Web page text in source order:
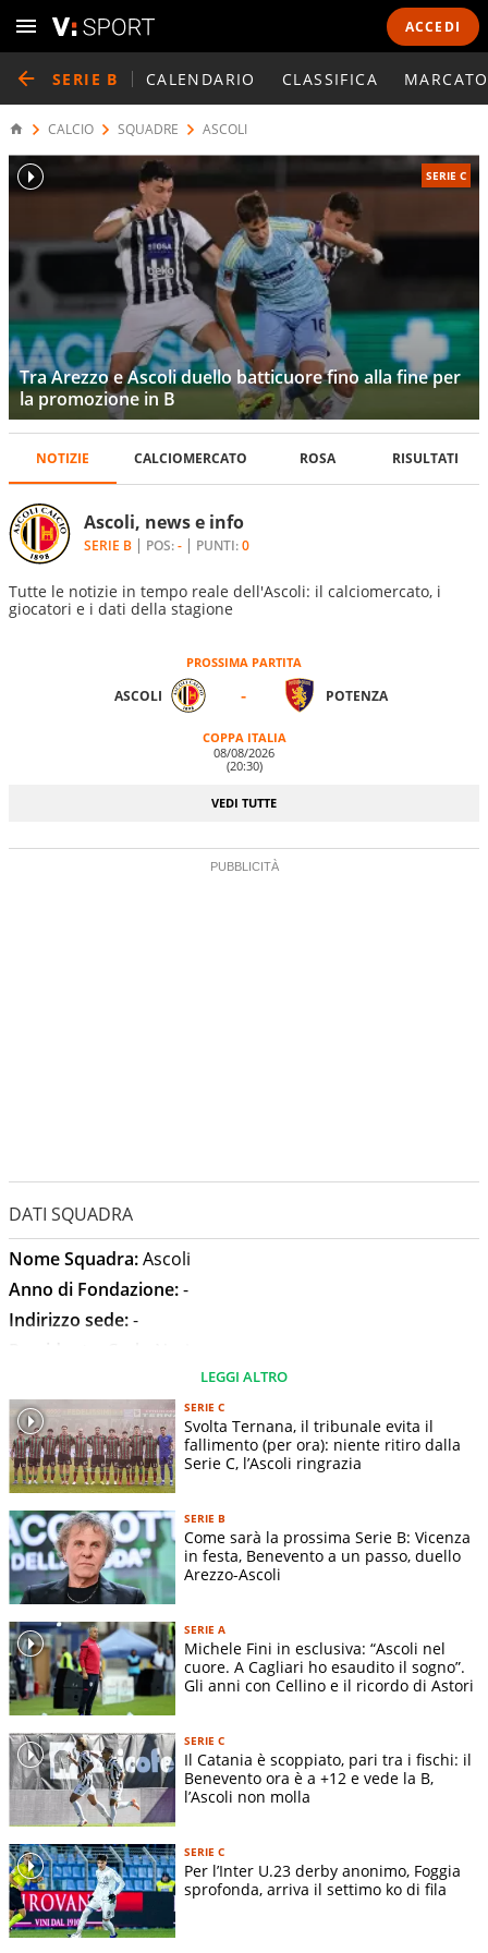
ACCEDI
SERIE B CALENDARIO CLASSIFICA
CALCIO SQUADRE ASCOLI
SERIE C
Tra Arezzo e Ascoli duello batticuore fino alla fine per
la promozione in B
Ascoli, news e info
Tutte le notizie in tempo reale dell'Ascoli: il calciomercato, i
giocatori e i dati della stagione
SERIE B POS:- PUNTI:0
NOTIZIE CALCIOMERCATO ROSA RISULTATI
PROSSIMA PARTITA
ASCOLI - POTENZA
COPPA ITALIA
08/08/2026
(20:30)
VEDI TUTTE
DATI SQUADRA
Nome Squadra:Ascoli
Anno di Fondazione:-
Indirizzo sede:-
Presidente:
Massimo Carrera
Stadio: Cino e Lillo Del Duca
Capienza Stadio:20550
Indirizzo stadio:-
Dimensioni terreno di gioco:-
LEGGI ALTRO
SERIE C
Svolta Ternana, il tribunale evita il
fallimento (per ora): niente ritiro dalla
Serie C, l’Ascoli ringrazia
SERIE B
Come sarà la prossima Serie B: Vicenza
in festa, Benevento a un passo, duello
Arezzo-Ascoli
SERIE A
Michele Fini in esclusiva: “Ascoli nel
cuore. A Cagliari ho esaudito il sogno”.
Gli anni con Cellino e il ricordo di Astori
SERIE C
Il Catania è scoppiato, pari tra i fischi: il
Benevento ora è a +12 e vede la B,
l’Ascoli non molla
SERIE C
Per l’Inter U.23 derby anonimo, Foggia
sprofonda, arriva il settimo ko di fila